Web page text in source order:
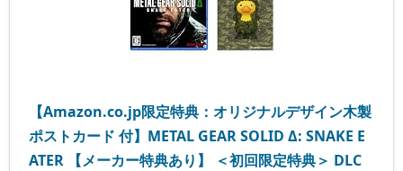
【Amazon.co.jp限定特典：オリジナルデザイン木製
ポストカード 付】METAL GEAR SOLID Δ: SNAKE E
ATER 【メーカー特典あり】 ＜初回限定特典＞ DLC